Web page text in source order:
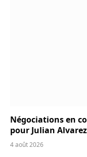
Négociations en
pour Julian Alvarez
4 août 2026